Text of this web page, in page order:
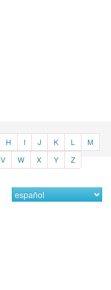
H I J K L
M
V W X Y Z